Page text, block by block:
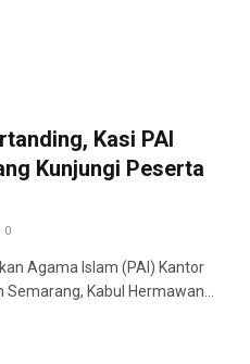
Kasi PAI
Kunjungi Peserta
0
Agama Islam (PAI) Kantor
Kabul Hermawan…